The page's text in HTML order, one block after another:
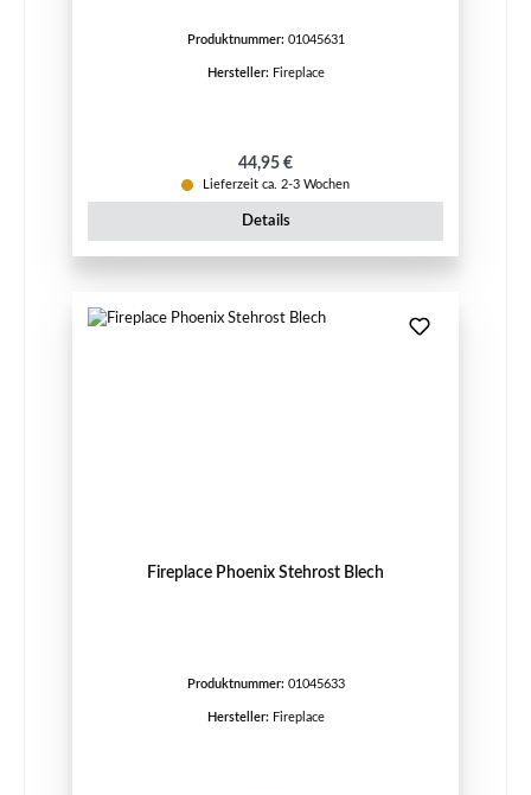
Produktnummer: 01045631
Hersteller: Fireplace
Regulärer Preis:
44,95 €
Lieferzeit ca. 2-3 Wochen
Details
Fireplace Phoenix Stehrost Blech
Produktnummer: 01045633
Hersteller: Fireplace